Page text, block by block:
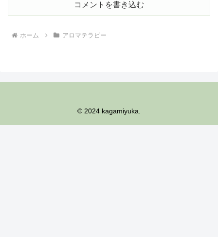
コメントを書き込む
ホーム アロマテラピー
© 2024 kagamiyuka.